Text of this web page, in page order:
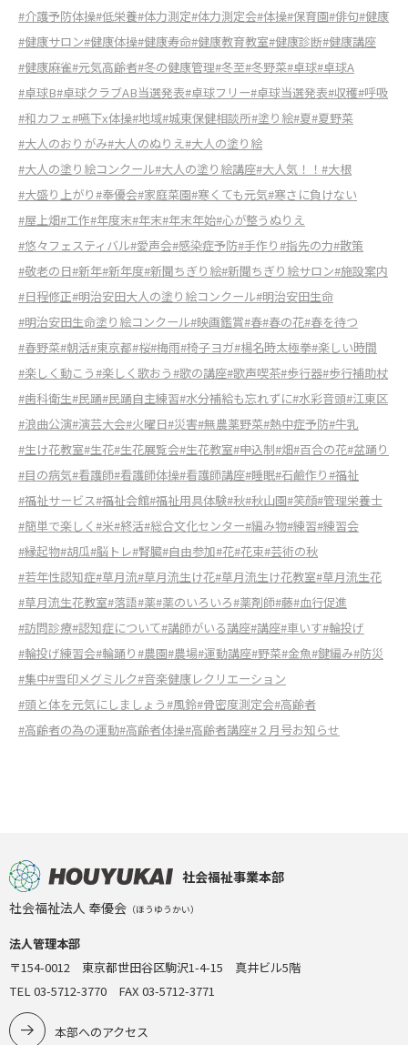
#介護予防体操#低栄養#体力測定#体力測定会#体操#保育園#俳句#健康
#健康サロン#健康体操#健康寿命#健康教育教室#健康診断#健康講座
#健康麻雀#元気高齢者#冬の健康管理#冬至#冬野菜#卓球#卓球A
#卓球B#卓球クラブAB当選発表#卓球フリー#卓球当選発表#収穫#呼吸
#和カフェ#嚥下x体操#地域#城東保健相談所#塗り絵#夏#夏野菜
#大人のおりがみ#大人のぬりえ#大人の塗り絵
#大人の塗り絵コンクール#大人の塗り絵講座#大人気！！ #大根
#大盛り上がり#奉優会#家庭菜園#寒くても元気#寒さに負けない
#屋上畑#工作#年度末#年末#年末年始#心が整うぬりえ
#悠々フェスティバル#愛声会#感染症予防#手作り#指先の力#散策
#敬老の日#新年#新年度#新聞ちぎり絵#新聞ちぎり絵サロン#施設案内
#日程修正#明治安田大人の塗り絵コンクール#明治安田生命
#明治安田生命塗り絵コンクール#映画鑑賞#春#春の花#春を待つ
#春野菜#朝活#東京都#桜#梅雨#椅子ヨガ#楊名時太極拳#楽しい時間
#楽しく動こう#楽しく歌おう#歌の講座#歌声喫茶#歩行器#歩行補助杖
#歯科衛生#民踊#民踊自主練習#水分補給も忘れずに#水彩音頭#江東区
#浪曲公演#演芸大会#火曜日#災害#無農薬野菜#熱中症予防#牛乳
#生け花教室#生花#生花展覧会#生花教室#申込制#畑#百合の花#盆踊り
#目の病気#看護師#看護師体操#看護師講座#睡眠#石鹼作り#福祉
#福祉サービス#福祉会館#福祉用具体験#秋#秋山園#笑顔#管理栄養士
#簡単で楽しく #米#終活#総合文化センター#編み物#練習#練習会
#縁起物#胡瓜#脳トレ#腎臓#自由参加#花#花束#芸術の秋
#若年性認知症#草月流#草月流生け花#草月流生け花教室#草月流生花
#草月流生花教室#落語#薬#薬のいろいろ#薬剤師#藤#血行促進
#訪問診療#認知症について#講師がいる講座#講座#車いす#輪投げ
#輪投げ練習会#輪踊り#農園#農場#運動講座#野菜#金魚#鍵編み#防災
#集中#雪印メグミルク#音楽健康レクリエーション
#頭と体を元気にしましょう#風鈴#骨密度測定会#高齢者
#高齢者の為の運動#高齢者体操#高齢者講座#２月号お知らせ
社会福祉事業本部
社会福祉法人 奉優会 （ほうゆうかい）
法人管理本部
〒154-0012 東京都世田谷区駒沢1-4-15 真井ビル5階
TEL 03-5712-3770 FAX 03-5712-3771
本部へのアクセス